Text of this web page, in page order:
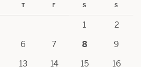
T F S S
1
2
6 7 8
9
13 14 15
16